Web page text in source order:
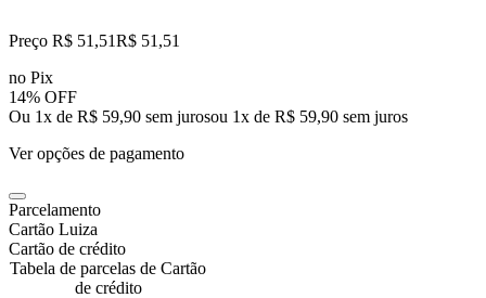
Preço R$ 51,51R$ 51 ,51
no Pix
14% OFF
Ou 1x de R$ 59,90 sem jurosou 1x de R$ 59,90 sem juros
Ver opções de pagamento
Parcelamento
Cartão Luiza
Cartão de crédito
Tabela de parcelas de Cartão
de crédito